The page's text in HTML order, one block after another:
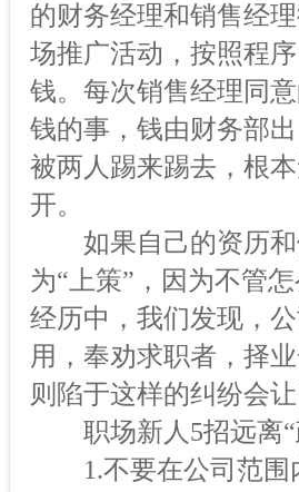
的财务经理和销售经
场推广活动，按照程
钱。每次销售经理同
钱的事，钱由财务部
被两人踢来踢去，根
开。
如果自己的资历和
为“上策”，因为不管
经历中，我们发现，
用，奉劝求职者，择
则陷于这样的纠纷会
职场新人5招远离“
1.不要在公司范围